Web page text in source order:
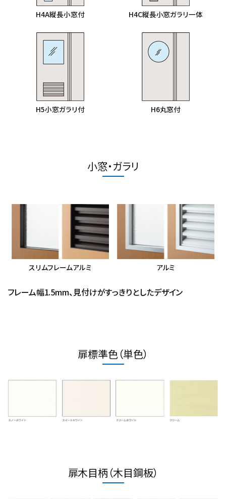
H4A縦長小窓付 H4C縦長小窓ガラリ一体
H5小窓ガラリ付 H6丸窓付
小窓・ガラリ
スリムフレームアルミ アルミ
フレーム幅1.5mm、見付けがすっきりとしたデザイン
扉標準色（単色）
扉木目柄（木目鋼板）